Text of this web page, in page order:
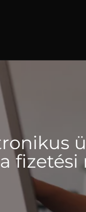
fizetési